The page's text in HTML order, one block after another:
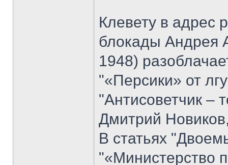
Клевету в адрес
блокады Андрея
1948)
"«Персики» от
"Антисоветчик –
Дмитрий
В статьях
"«Министерство